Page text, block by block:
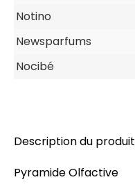
Notino
Newsparfums
Nocibé
Description du produit
Pyramide Olfactive